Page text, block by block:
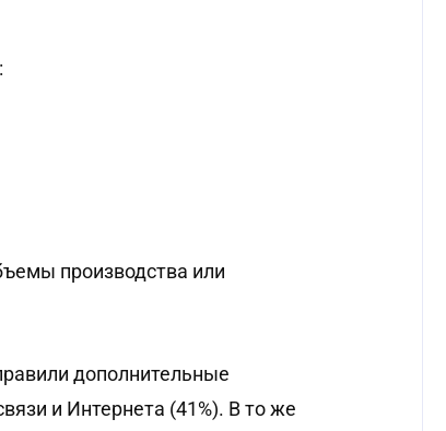
производства или
дополнительные
и Интернета (41%). В то же